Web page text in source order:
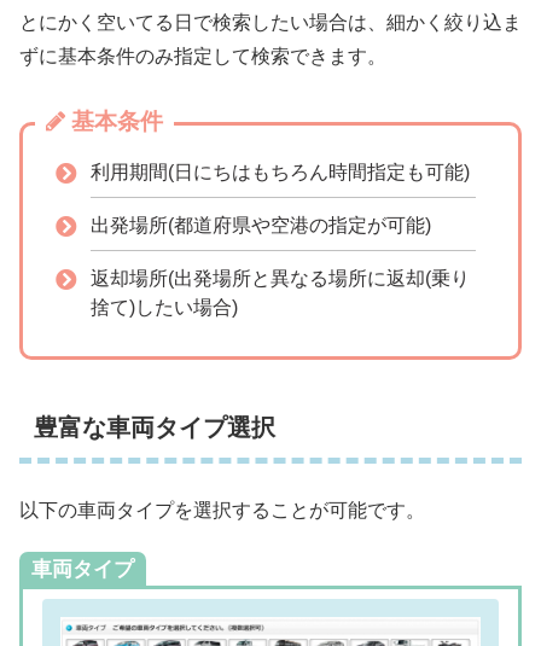
とにかく空いてる日で検索したい場合は、細かく絞り込ま
ずに基本条件のみ指定して検索できます。
基本条件
利用期間(日にちはもちろん時間指定も可能)
出発場所(都道府県や空港の指定が可能)
返却場所(出発場所と異なる場所に返却(乗り
捨て)したい場合)
豊富な車両タイプ選択
以下の車両タイプを選択することが可能です。
車両タイプ